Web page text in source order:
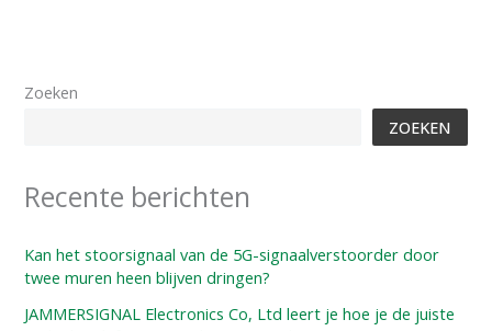
Zoeken
ZOEKEN
Recente berichten
Kan het stoorsignaal van de 5G-signaalverstoorder door
twee muren heen blijven dringen?
JAMMERSIGNAL Electronics Co, Ltd leert je hoe je de juiste